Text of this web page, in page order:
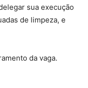
sua execução
de limpeza, e
da vaga.